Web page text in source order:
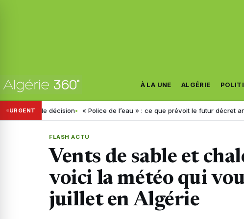
À LA UNE ALGÉRIE
URGENT
décision « Police de l’eau » : ce que prévoit le futur décret annoncé par
FLASH ACTU
Vents de sable et
voici la météo qui
juillet en Algérie